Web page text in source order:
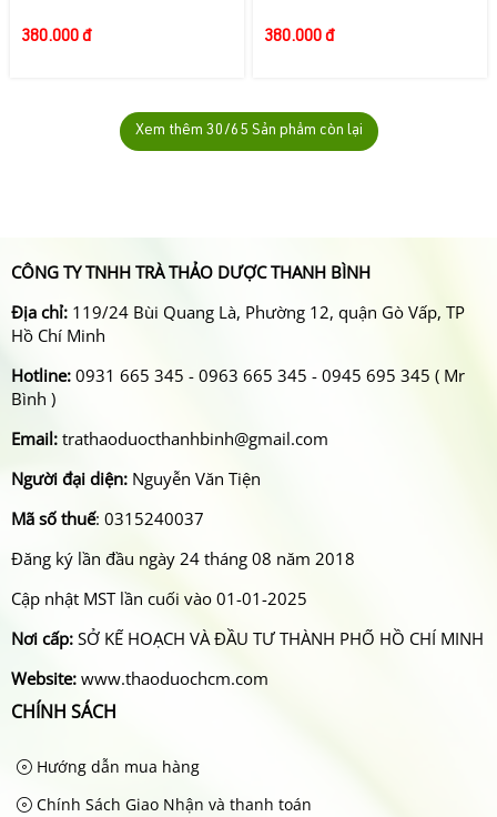
380.000 đ 380.000 đ
Xem thêm 30/65 Sản phẩm còn lại
CÔNG TY TNHH TRÀ THẢO DƯỢC THANH BÌNH
Địa chỉ: 119/24 Bùi Quang Là, Phường 12, quận Gò Vấp, TP
Hồ Chí Minh
Hotline: 0931 665 345 - 0963 665 345 - 0945 695 345 ( Mr
Bình )
Email: trathaoduocthanhbinh@gmail.com
Người đại diện: Nguyễn Văn Tiện
Mã số thuế: 0315240037
Đăng ký lần đầu ngày 24 tháng 08 năm 2018
Cập nhật MST lần cuối vào 01-01-2025
Nơi cấp: SỞ KẾ HOẠCH VÀ ĐẦU TƯ THÀNH PHỐ HỒ CHÍ MINH
Website: www.thaoduochcm.com
CHÍNH SÁCH
Hướng dẫn mua hàng
Chính Sách Giao Nhận và thanh toán